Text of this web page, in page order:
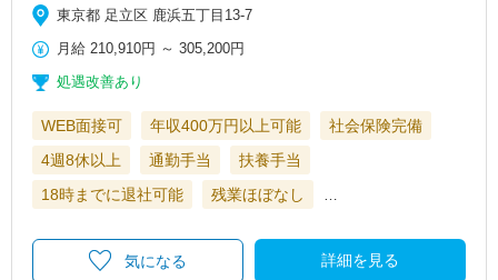
東京都 足立区 鹿浜五丁目13-7
月給 210,910円 ～305,200円
処遇改善あり
WEB面接可 年収400万円以上可能
社会保険完備
4週8休以上
通勤手当
扶養手当
18時までに退社可能
残業ほぼなし …
詳細を見る
気になる